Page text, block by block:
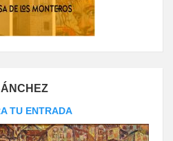
TU ENTRADA